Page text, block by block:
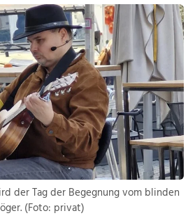
der Tag der Begegnung vom blinden
(Foto: privat)